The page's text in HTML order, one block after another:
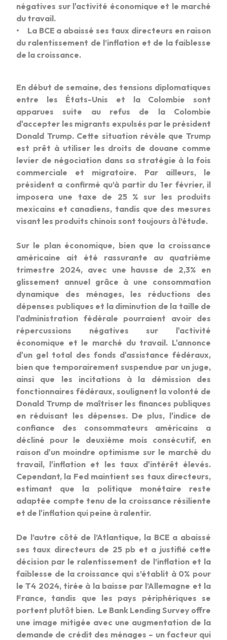
négatives sur l'activité économique et le marché
du travail.
• La BCE a abaissé ses taux directeurs en raison
du ralentissement de l’inflation et de la faiblesse
de la croissance.
En début de semaine, des tensions diplomatiques
entre les États-Unis et la Colombie sont
apparues suite au refus de la Colombie
d'accepter les migrants expulsés par le président
Donald Trump. Cette situation révèle que Trump
est prêt à utiliser les droits de douane comme
levier de négociation dans sa stratégie à la fois
commerciale et migratoire. Par ailleurs, le
président a confirmé qu’à partir du 1er février, il
imposera une taxe de 25 % sur les produits
mexicains et canadiens, tandis que des mesures
visant les produits chinois sont toujours à l’étude.
Sur le plan économique, bien que la croissance
américaine ait été rassurante au quatrième
trimestre 2024, avec une hausse de 2,3% en
glissement annuel grâce à une consommation
dynamique des ménages, les réductions des
dépenses publiques et la diminution de la taille de
l'administration fédérale pourraient avoir des
répercussions négatives sur l'activité
économique et le marché du travail. L'annonce
d'un gel total des fonds d'assistance fédéraux,
bien que temporairement suspendue par un juge,
ainsi que les incitations à la démission des
fonctionnaires fédéraux, soulignent la volonté de
Donald Trump de maîtriser les finances publiques
en réduisant les dépenses. De plus, l'indice de
confiance des consommateurs américains a
décliné pour le deuxième mois consécutif, en
raison d'un moindre optimisme sur le marché du
travail, l'inflation et les taux d'intérêt élevés.
Cependant, la Fed maintient ses taux directeurs,
estimant que la politique monétaire reste
adaptée compte tenu de la croissance résiliente
et de l'inflation qui peine à ralentir.
De l’autre côté de l’Atlantique, la BCE a abaissé
ses taux directeurs de 25 pb et a justifié cette
décision par le ralentissement de l’inflation et la
faiblesse de la croissance qui s’établit à 0% pour
le T4 2024, tirée à la baisse par l’Allemagne et la
France, tandis que les pays périphériques se
portent plutôt bien. Le Bank Lending Survey offre
une image mitigée avec une augmentation de la
demande de crédit des ménages – un facteur qui